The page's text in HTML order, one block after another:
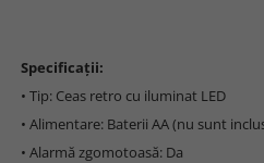
Specificații:
• Tip: Ceas retro cu iluminat LED
• Alimentare: Baterii AA (nu sunt
• Alarmă zgomotoasă: Da